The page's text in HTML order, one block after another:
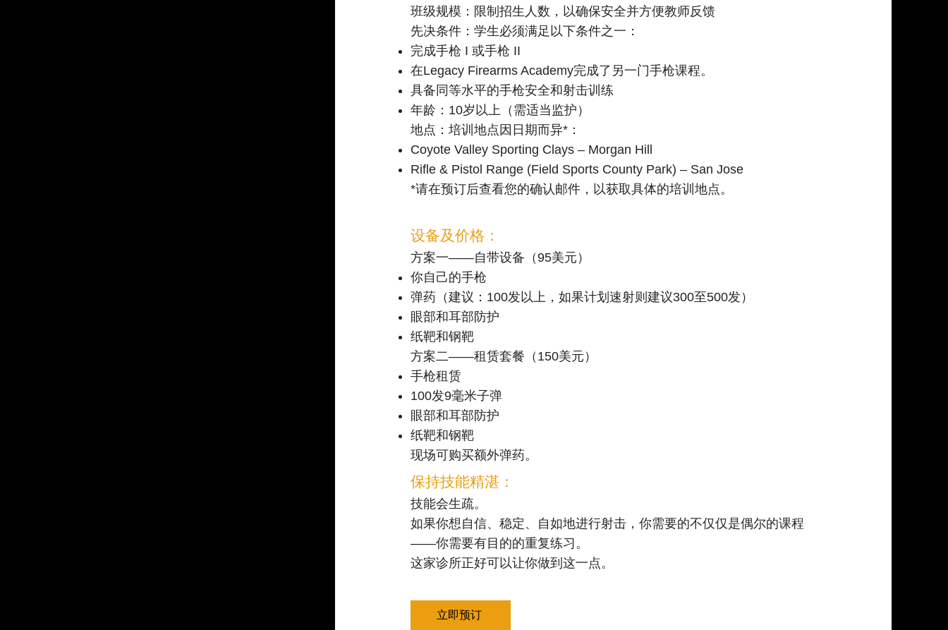
班级规模：限制招生人数，以确保安全并方便教师反馈
先决条件：学生必须满足以下条件之一：
完成手枪 I 或手枪 II
在Legacy Firearms Academy完成了另一门手枪课程。
具备同等水平的手枪安全和射击训练
年龄：10岁以上（需适当监护）
地点：培训地点因日期而异*：
Coyote Valley Sporting Clays – Morgan Hill
Rifle & Pistol Range (Field Sports County Park) – San Jose
*请在预订后查看您的确认邮件，以获取具体的培训地点。
设备及价格：
方案一——自带设备（95美元）
你自己的手枪
弹药（建议：100发以上，如果计划速射则建议300至500发）
眼部和耳部防护
纸靶和钢靶
方案二——租赁套餐（150美元）
手枪租赁
100发9毫米子弹
眼部和耳部防护
纸靶和钢靶
现场可购买额外弹药。
保持技能精湛：
技能会生疏。
如果你想自信、稳定、自如地进行射击，你需要的不仅仅是偶尔的课程
——你需要有目的的重复练习。
这家诊所正好可以让你做到这一点。
立即预订